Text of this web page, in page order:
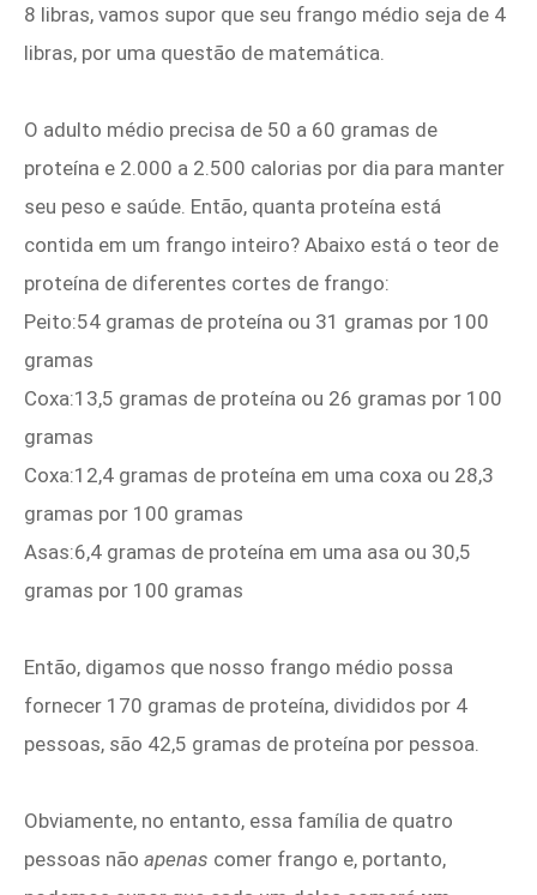
8 libras, vamos supor que seu frango médio seja de 4
libras, por uma questão de matemática.
O adulto médio precisa de 50 a 60 gramas de
proteína e 2.000 a 2.500 calorias por dia para manter
seu peso e saúde. Então, quanta proteína está
contida em um frango inteiro? Abaixo está o teor de
proteína de diferentes cortes de frango:
Peito:54 gramas de proteína ou 31 gramas por 100
gramas
Coxa:13,5 gramas de proteína ou 26 gramas por 100
gramas
Coxa:12,4 gramas de proteína em uma coxa ou 28,3
gramas por 100 gramas
Asas:6,4 gramas de proteína em uma asa ou 30,5
gramas por 100 gramas
Então, digamos que nosso frango médio possa
fornecer 170 gramas de proteína, divididos por 4
pessoas, são 42,5 gramas de proteína por pessoa.
Obviamente, no entanto, essa família de quatro
pessoas não apenas comer frango e, portanto,